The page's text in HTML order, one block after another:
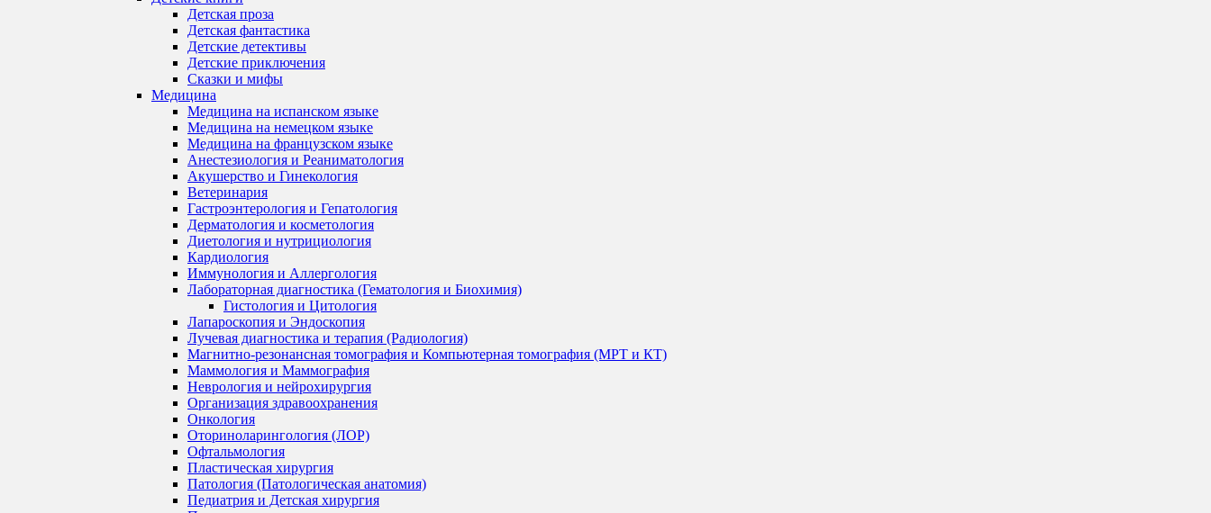
Детская проза
Детская фантастика
Детские детективы
Детские приключения
Сказки и мифы
Медицина
Медицина на испанском языке
Медицина на немецком языке
Медицина на французском языке
Анестезиология и Реаниматология
Акушерство и Гинекология
Ветеринария
Гастроэнтерология и Гепатология
Дерматология и косметология
Диетология и нутрициология
Кардиология
Иммунология и Аллергология
Лабораторная диагностика (Гематология и Биохимия)
Гистология и Цитология
Лапароскопия и Эндоскопия
Лучевая диагностика и терапия (Радиология)
Магнитно-резонансная томография и Компьютерная томография (МРТ и КТ)
Маммология и Маммография
Неврология и нейрохирургия
Организация здравоохранения
Онкология
Оториноларингология (ЛОР)
Офтальмология
Пластическая хирургия
Патология (Патологическая анатомия)
Педиатрия и Детская хирургия